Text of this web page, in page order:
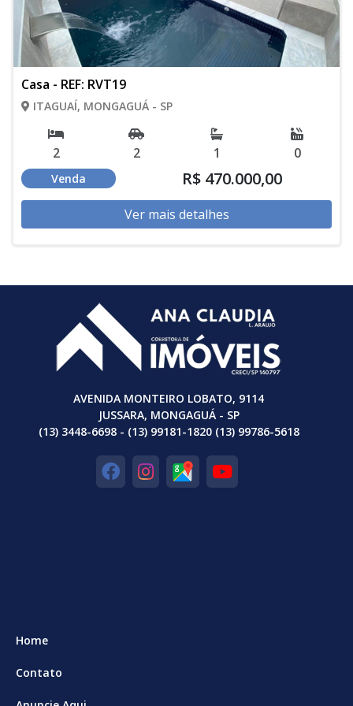
Casa - REF: RVT19
ITAGUAÍ, MONGAGUÁ - SP
2 2 1 0
Venda R$ 470.000,00
Ver mais detalhes
AVENIDA MONTEIRO LOBATO, 9114
JUSSARA, MONGAGUÁ - SP
(13) 3448-6698 - (13) 99181-1820 (13) 99786-5618
Home
Contato